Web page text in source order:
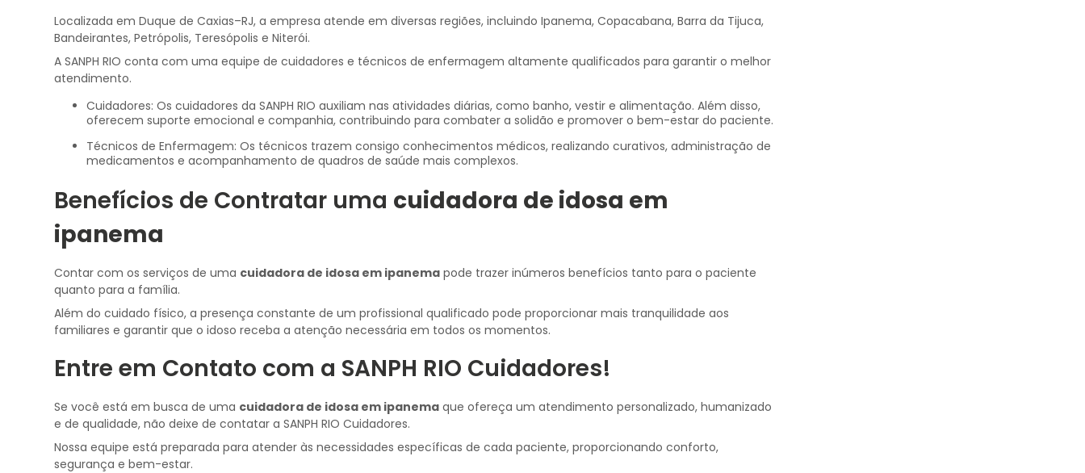
Localizada em Duque de Caxias–RJ, a empresa atende em diversas regiões, incluindo Ipanema, Copacabana, Barra da Tijuca,
Bandeirantes, Petrópolis, Teresópolis e Niterói.
A SANPH RIO conta com uma equipe de cuidadores e técnicos de enfermagem altamente qualificados para garantir o melhor
atendimento.
Cuidadores: Os cuidadores da SANPH RIO auxiliam nas atividades diárias, como banho, vestir e alimentação. Além disso,
oferecem suporte emocional e companhia, contribuindo para combater a solidão e promover o bem-estar do paciente.
Técnicos de Enfermagem: Os técnicos trazem consigo conhecimentos médicos, realizando curativos, administração de
medicamentos e acompanhamento de quadros de saúde mais complexos.
Benefícios de Contratar uma cuidadora de idosa em
ipanema
Contar com os serviços de uma cuidadora de idosa em ipanema pode trazer inúmeros benefícios tanto para o paciente
quanto para a família.
Além do cuidado físico, a presença constante de um profissional qualificado pode proporcionar mais tranquilidade aos
familiares e garantir que o idoso receba a atenção necessária em todos os momentos.
Entre em Contato com a SANPH RIO Cuidadores!
Se você está em busca de uma cuidadora de idosa em ipanema que ofereça um atendimento personalizado, humanizado
e de qualidade, não deixe de contatar a SANPH RIO Cuidadores.
Nossa equipe está preparada para atender às necessidades específicas de cada paciente, proporcionando conforto,
segurança e bem-estar.